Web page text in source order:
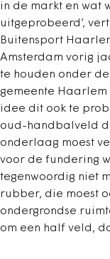
in de markt en wat
uitgeprobeerd’,
Buitensport
Amsterdam vorig
te houden onder de
gemeente
idee dit ook te
oud-handbalveld
onderlaag moest
voor de fundering
tegenwoordig niet
rubber, die moest
ondergrondse
om een half veld,